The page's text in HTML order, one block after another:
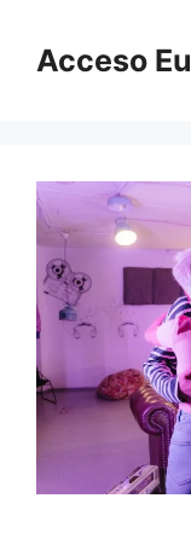
contenido
Acceso